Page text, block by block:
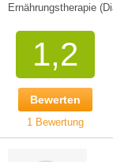
Ernährungstherapie
1,2
Bewerten
1 Bewertung